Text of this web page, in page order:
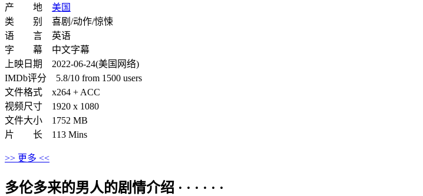
产 地 美国
类 别 喜剧/动作/惊悚
语 言 英语
字 幕 中文字幕
上映日期 2022-06-24(美国网络)
IMDb评分 5.8/10 from 1500 users
文件格式 x264 + ACC
视频尺寸 1920 x 1080
文件大小 1752 MB
片 长 113 Mins
>> 更多 <<
多伦多来的男人的剧情介绍 · · · · · ·